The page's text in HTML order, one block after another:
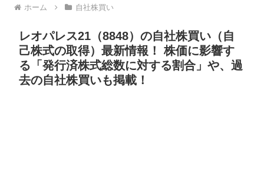
ホーム 自社株買い
レオパレス21（8848）の自社株買い（自
己株式の取得）最新情報！ 株価に影響す
る「発行済株式総数に対する割合」や、過
去の自社株買いも掲載！